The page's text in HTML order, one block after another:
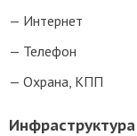
Интернет
Телефон
Охрана, КПП
Инфраструктура